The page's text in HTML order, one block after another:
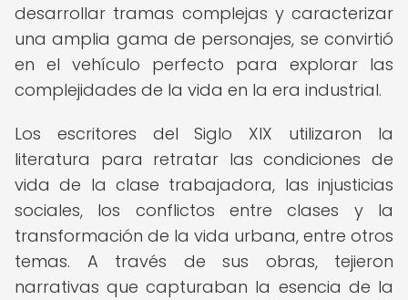
desarrollar tramas complejas y caracterizar
una amplia gama de personajes, se convirtió
en el vehículo perfecto para explorar las
complejidades de la vida en la era industrial.
Los escritores del Siglo XIX utilizaron la
literatura para retratar las condiciones de
vida de la clase trabajadora, las injusticias
sociales, los conflictos entre clases y la
transformación de la vida urbana, entre otros
temas. A través de sus obras, tejieron
narrativas que capturaban la esencia de la